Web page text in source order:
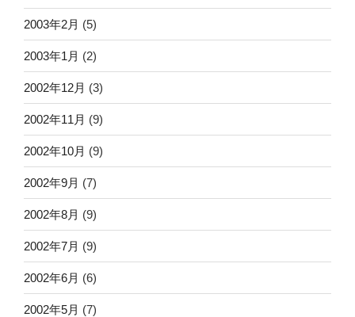
2003年2月 (5)
2003年1月 (2)
2002年12月 (3)
2002年11月 (9)
2002年10月 (9)
2002年9月 (7)
2002年8月 (9)
2002年7月 (9)
2002年6月 (6)
2002年5月 (7)